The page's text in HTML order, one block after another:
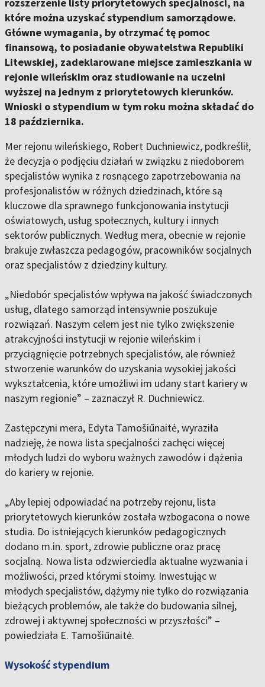
rozszerzenie listy priorytetowych specjalności, na
które można uzyskać stypendium samorządowe.
Główne wymagania, by otrzymać tę pomoc
finansową, to posiadanie obywatelstwa Republiki
Litewskiej, zadeklarowane miejsce zamieszkania w
rejonie wileńskim oraz studiowanie na uczelni
wyższej na jednym z priorytetowych kierunków.
Wnioski o stypendium w tym roku można składać do
18 października.
Mer rejonu wileńskiego, Robert Duchniewicz, podkreślił,
że decyzja o podjęciu działań w związku z niedoborem
specjalistów wynika z rosnącego zapotrzebowania na
profesjonalistów w różnych dziedzinach, które są
kluczowe dla sprawnego funkcjonowania instytucji
oświatowych, usług społecznych, kultury i innych
sektorów publicznych. Według mera, obecnie w rejonie
brakuje zwłaszcza pedagogów, pracowników socjalnych
oraz specjalistów z dziedziny kultury.
„Niedobór specjalistów wpływa na jakość świadczonych
usług, dlatego samorząd intensywnie poszukuje
rozwiązań. Naszym celem jest nie tylko zwiększenie
atrakcyjności instytucji w rejonie wileńskim i
przyciągnięcie potrzebnych specjalistów, ale również
stworzenie warunków do uzyskania wysokiej jakości
wykształcenia, które umożliwi im udany start kariery w
naszym regionie” – zaznaczył R. Duchniewicz.
Zastępczyni mera, Edyta Tamošiūnaitė, wyraziła
nadzieję, że nowa lista specjalności zachęci więcej
młodych ludzi do wyboru ważnych zawodów i dążenia
do kariery w rejonie.
„Aby lepiej odpowiadać na potrzeby rejonu, lista
priorytetowych kierunków została wzbogacona o nowe
studia. Do istniejących kierunków pedagogicznych
dodano m.in. sport, zdrowie publiczne oraz pracę
socjalną. Nowa lista odzwierciedla aktualne wyzwania i
możliwości, przed którymi stoimy. Inwestując w
młodych specjalistów, dążymy nie tylko do rozwiązania
bieżących problemów, ale także do budowania silnej,
zdrowej i aktywnej społeczności w przyszłości” –
powiedziała E. Tamošiūnaitė.
Wysokość stypendium